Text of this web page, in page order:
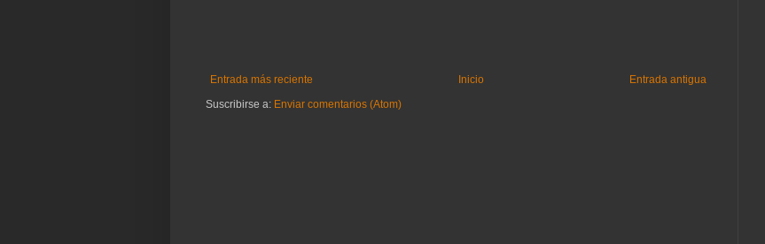
Entrada más reciente Entrada antigua
Inicio
Suscribirse a: Enviar comentarios (Atom)